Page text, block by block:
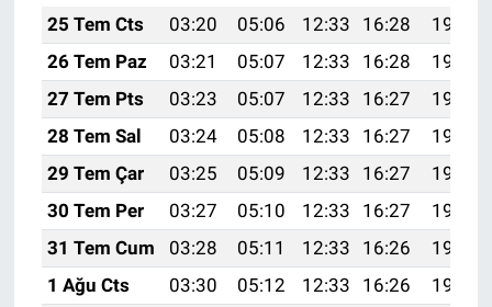
25 Tem Cts
03:20 05:06 12:33 16:28
19:50
26 Tem Paz
03:21 05:07 12:33 16:28
19:49
27 Tem Pts
03:23 05:07 12:33 16:27
19:49
28 Tem Sal
03:24 05:08 12:33 16:27
19:48
29 Tem Çar
03:25 05:09 12:33 16:27
19:47
30 Tem Per
03:27 05:10 12:33 16:27
19:46
31 Tem Cum
03:28 05:11 12:33 16:26
19:45
1 Ağu Cts
03:30 05:12 12:33 16:26
19:44